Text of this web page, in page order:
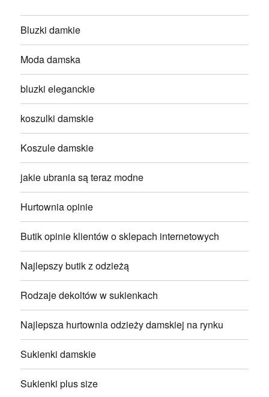
Bluzki damkie
Moda damska
bluzki eleganckie
koszulki damskie
Koszule damskie
jakie ubrania są teraz modne
Hurtownia opinie
Butik opinie klientów o sklepach internetowych
Najlepszy butik z odzieżą
Rodzaje dekoltów w sukienkach
Najlepsza hurtownia odzieży damskiej na rynku
Sukienki damskie
Sukienki plus size